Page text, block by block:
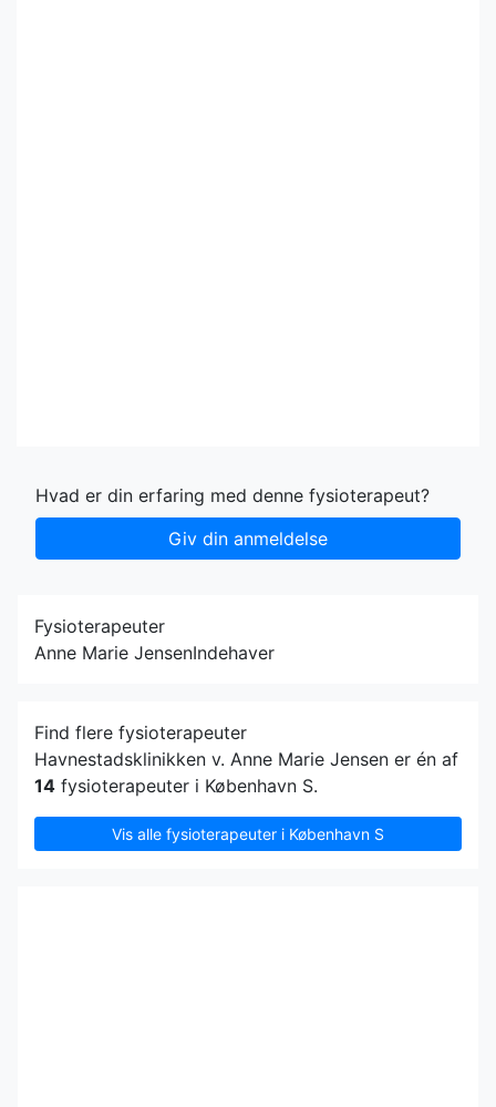
Hvad er din erfaring med denne fysioterapeut?
Giv din anmeldelse
Fysioterapeuter
Anne Marie JensenIndehaver
Find flere fysioterapeuter
Havnestadsklinikken v. Anne Marie Jensen er én af
14 fysioterapeuter i København S.
Vis alle fysioterapeuter i København S